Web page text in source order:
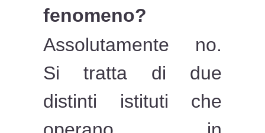
fenomeno?
Assolutamente no.
Si tratta di due
distinti istituti che